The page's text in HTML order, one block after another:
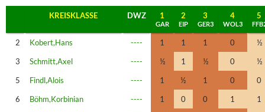
KREISKLASSE DWZ 1
GAR
2
EIP
3
GER3
4
WOL3
5
2 Kobert,Hans ---- 1 1 1 0
½
3
Schmitt,Axel ---- ½ 1 ½ 0
½
5
Findl,Alois ---- 1 ½ 1 0
0
6
Böhm,Korbinian ---- 1 0 0 1
1